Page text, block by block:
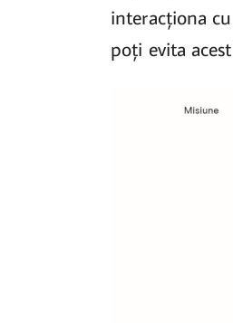
interacționa
poți evita